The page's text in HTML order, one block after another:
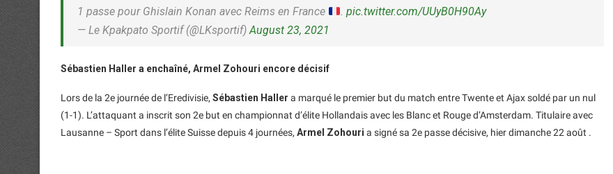
1 passe pour Ghislain Konan avec Reims en France
.pic.twitter.com/UUyB0H90Ay
— Le Kpakpato Sportif (@LKsportif)August 23, 2021
Sébastien Haller a enchaîné, Armel Zohouri encore décisif
Lors de la 2e journée de l’Eredivisie, Sébastien Haller a marqué le premier but du match entre Twente et Ajax soldé par un nul
(1-1). L’attaquant a inscrit son 2e but en championnat d’élite Hollandais avec les Blanc et Rouge d’Amsterdam. Titulaire avec
Lausanne – Sport dans l’élite Suisse depuis 4 journées, Armel Zohouri a signé sa 2e passe décisive, hier dimanche 22 août .